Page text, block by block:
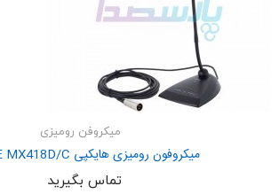
میکروفن رومیزی
میکروفون رومیزی هایکپی SHURE MX418D/C
تماس بگیرید